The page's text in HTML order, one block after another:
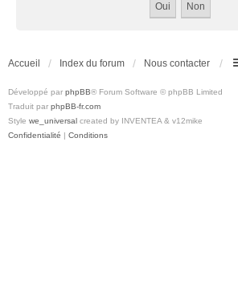
Accueil Index du forum Nous contacter
Développé par phpBB® Forum Software © phpBB Limited
Traduit par phpBB-fr.com
Style we_universal created by INVENTEA & v12mike
Confidentialité | Conditions